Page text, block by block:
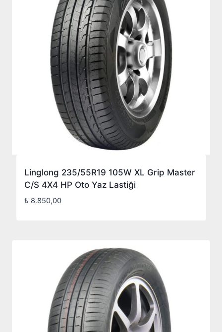
Linglong 235/55R19 105W XL Grip Master
C/S 4X4 HP Oto Yaz Lastiği
₺ 8.850,00